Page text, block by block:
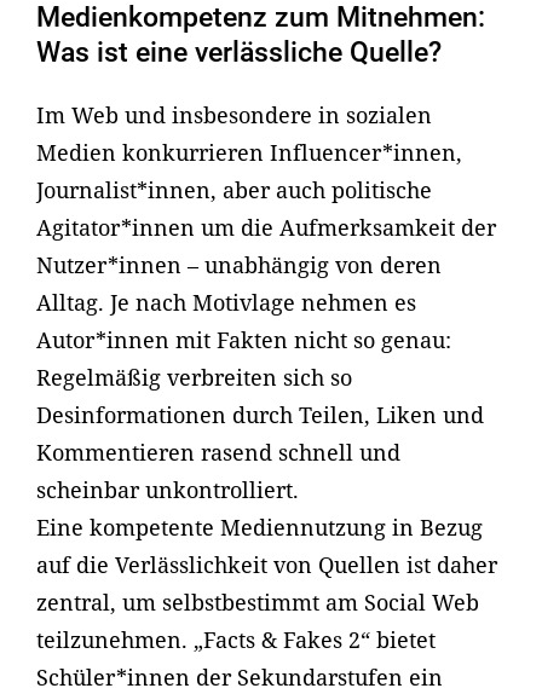
Medienkompetenz zum Mitnehmen:
Was ist eine verlässliche Quelle?
Im Web und insbesondere in sozialen
Medien konkurrieren Influencer*innen,
Journalist*innen, aber auch politische
Agitator*innen um die Aufmerksamkeit der
Nutzer*innen – unabhängig von deren
Alltag. Je nach Motivlage nehmen es
Autor*innen mit Fakten nicht so genau:
Regelmäßig verbreiten sich so
Desinformationen durch Teilen, Liken und
Kommentieren rasend schnell und
scheinbar unkontrolliert.
Eine kompetente Mediennutzung in Bezug
auf die Verlässlichkeit von Quellen ist daher
zentral, um selbstbestimmt am Social Web
teilzunehmen. „Facts & Fakes 2“ bietet
Schüler*innen der Sekundarstufen ein